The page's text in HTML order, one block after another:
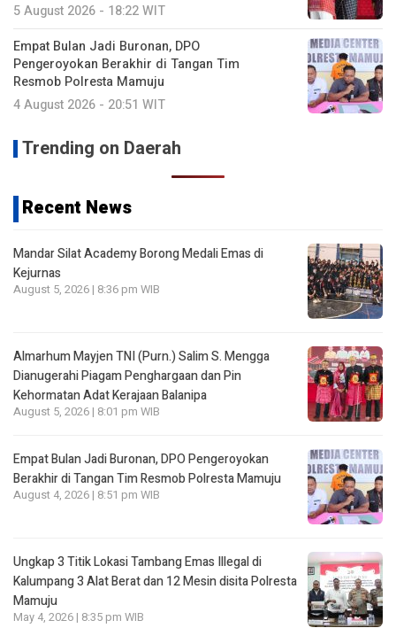
5 August 2026 - 18:22 WIT
Empat Bulan Jadi Buronan, DPO
Pengeroyokan Berakhir di Tangan Tim
Resmob Polresta Mamuju
4 August 2026 - 20:51 WIT
Trending on Daerah
Recent News
Mandar Silat Academy Borong Medali Emas di
Kejurnas
August 5, 2026 | 8:36 pm WIB
Almarhum Mayjen TNI (Purn.) Salim S. Mengga
Dianugerahi Piagam Penghargaan dan Pin
Kehormatan Adat Kerajaan Balanipa
August 5, 2026 | 8:01 pm WIB
Empat Bulan Jadi Buronan, DPO Pengeroyokan
Berakhir di Tangan Tim Resmob Polresta Mamuju
August 4, 2026 | 8:51 pm WIB
Ungkap 3 Titik Lokasi Tambang Emas Illegal di
Kalumpang 3 Alat Berat dan 12 Mesin disita Polresta
Mamuju
May 4, 2026 | 8:35 pm WIB